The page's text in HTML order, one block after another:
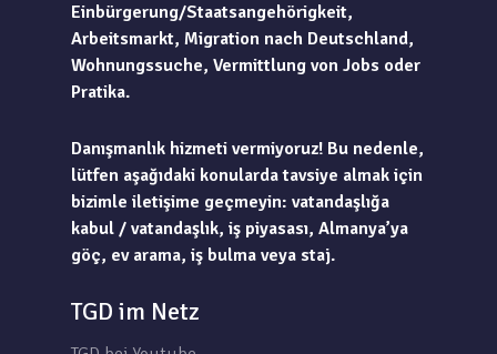
Einbürgerung/Staatsangehörigkeit,
Arbeitsmarkt, Migration nach Deutschland,
Wohnungssuche, Vermittlung von Jobs oder
Pratika.
Danışmanlık hizmeti vermiyoruz! Bu nedenle,
lütfen aşağıdaki konularda tavsiye almak için
bizimle iletişime geçmeyin: vatandaşlığa
kabul / vatandaşlık, iş piyasası, Almanya’ya
göç, ev arama, iş bulma veya staj.
TGD im Netz